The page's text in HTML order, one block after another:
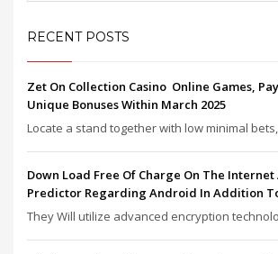
RECENT POSTS
Zet On Collection Casino ️ Online Games,
Unique Bonuses Within March 2025
Locate a stand together with low minimal bets,
Down Load Free Of Charge On The
Predictor Regarding Android In Addition
They Will utilize advanced encryption